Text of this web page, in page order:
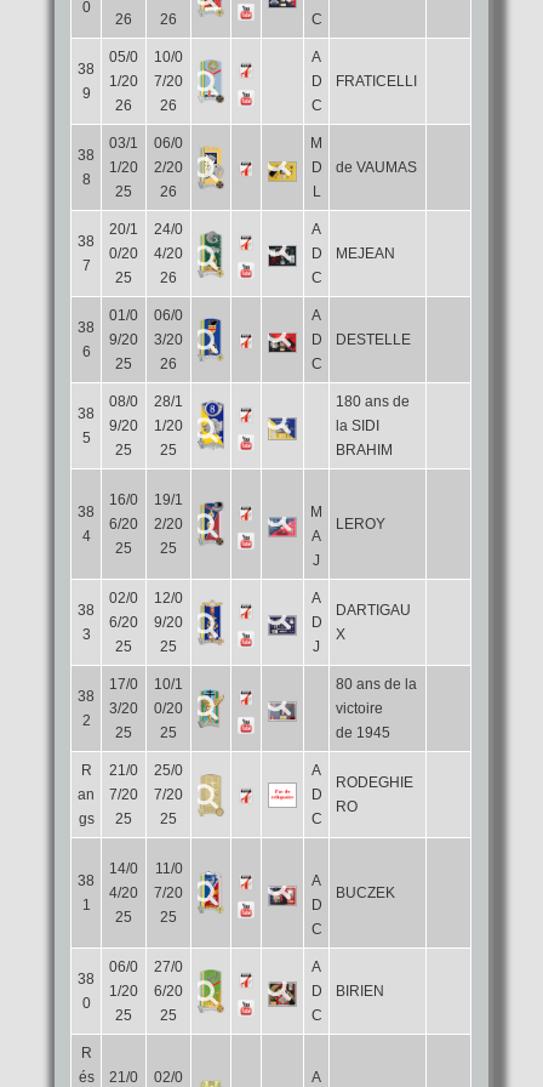
0
26
26
C
38
9
05/0
1/20
26
10/0
7/20
26
A
D
C
FRATICELLI
38
8
03/1
1/20
25
06/0
2/20
26
M
D
L
de VAUMAS
38
7
20/1
0/20
25
24/0
4/20
26
A
D
C
MEJEAN
38
6
01/0
9/20
25
06/0
3/20
26
A
D
C
DESTELLE
38
5
08/0
9/20
25
28/1
1/20
25
180 ans de
la SIDI
BRAHIM
38
4
16/0
6/20
25
19/1
2/20
25
M
A
J
LEROY
38
3
02/0
6/20
25
12/0
9/20
25
A
D
J
DARTIGAU
X
38
2
17/0
3/20
25
10/1
0/20
25
80 ans de la
victoire
de 1945
R
an
gs
21/0
7/20
25
25/0
7/20
25
A
D
C
RODEGHIE
RO
38
1
14/0
4/20
25
11/0
7/20
25
A
D
C
BUCZEK
38
0
06/0
1/20
25
27/0
6/20
25
A
D
C
BIRIEN
R
és
21/0
02/0
A